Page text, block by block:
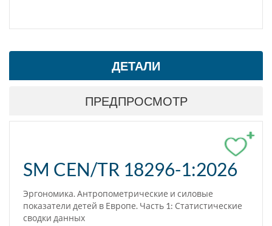
ДЕТАЛИ
ПРЕДПРОСМОТР
+
SM CEN/TR 18296-1:2026
Эргономика. Антропометрические и силовые
показатели детей в Европе. Часть 1: Статистические
сводки данных